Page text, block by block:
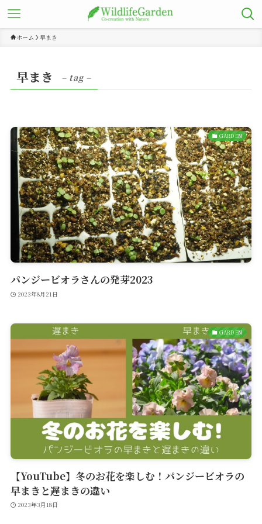
ホーム 早まき
早まき – tag –
GARDEN
パンジービオラさんの発芽2023
2023年8月21日
GARDEN
【YouTube】冬のお花を楽しむ！パンジービオラの
早まきと遅まきの違い
2023年3月18日